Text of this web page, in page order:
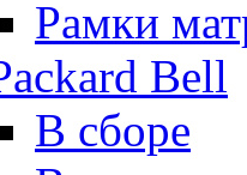
Рамки
Bell
В сборе